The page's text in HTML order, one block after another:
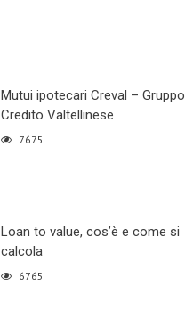
Mutui ipotecari Creval – Gruppo
Credito Valtellinese
7675
Loan to value, cos’è e come si
calcola
6765